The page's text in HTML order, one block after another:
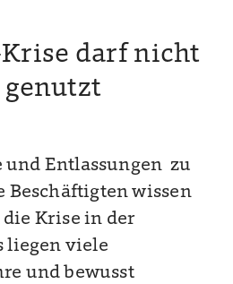
Krise darf nicht
genutzt
und Entlassungen zu
Beschäftigten wissen
Krise in der
liegen viele
und bewusst